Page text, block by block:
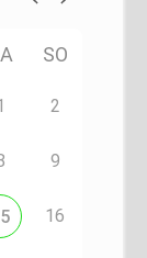
SO
2
9
16